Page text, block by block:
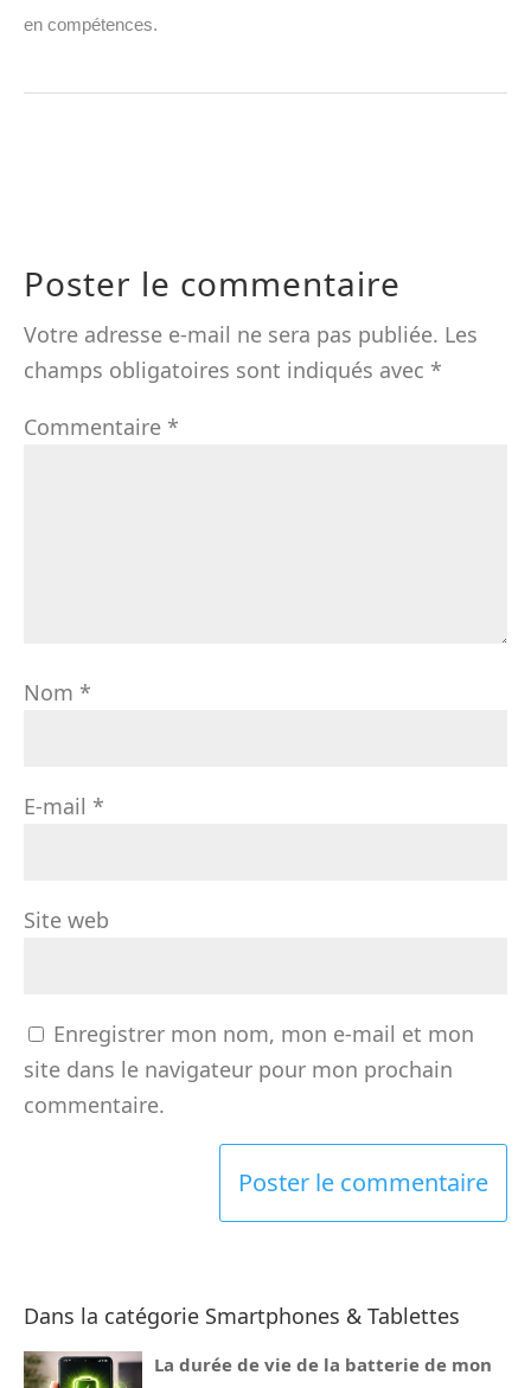
en compétences.
Poster le commentaire
Votre adresse e-mail ne sera pas publiée. Les
champs obligatoires sont indiqués avec *
Commentaire *
Nom *
E-mail *
Site web
Enregistrer mon nom, mon e-mail et mon
site dans le navigateur pour mon prochain
commentaire.
Dans la catégorie Smartphones & Tablettes
La durée de vie de la batterie de mon